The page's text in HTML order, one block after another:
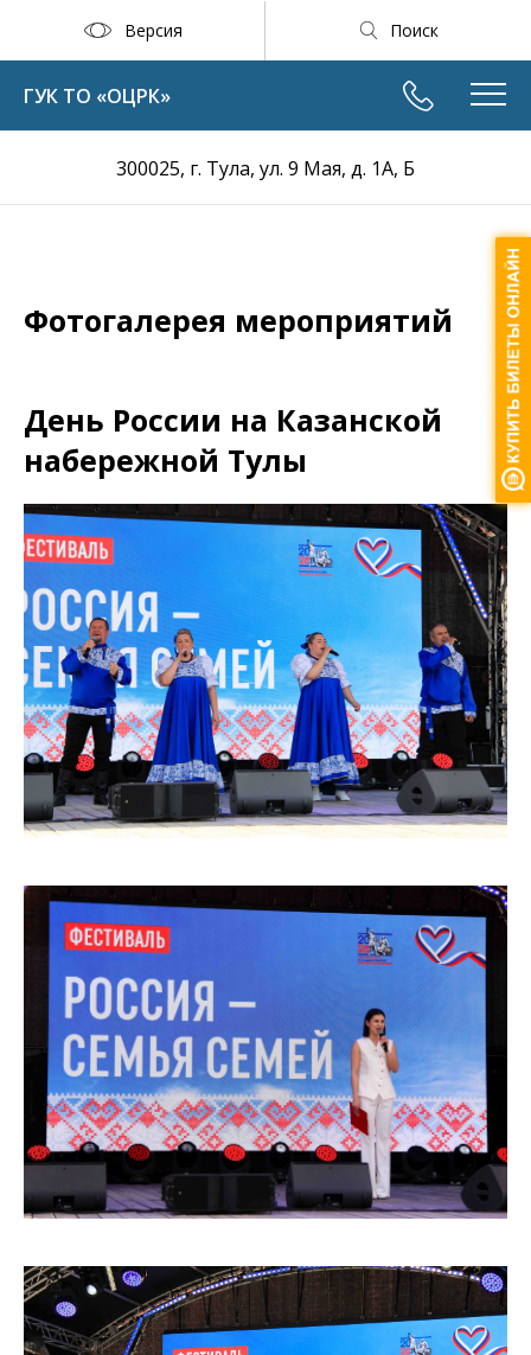
Версия Поиск
300025, г. Тула, ул. 9 Мая, д. 1А, Б
ГУК ТО «ОЦРК»
Фотогалерея мероприятий
День России на Казанской
набережной Тулы